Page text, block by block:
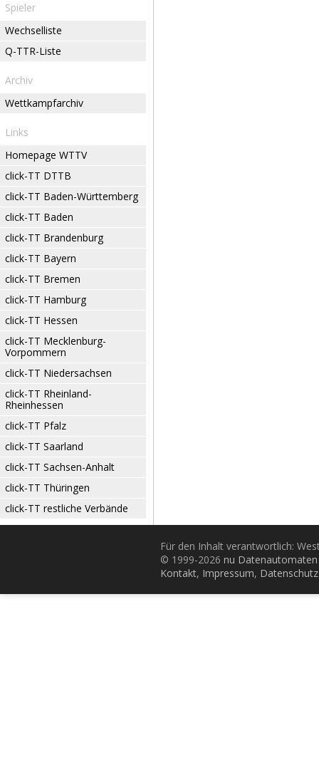
Spieler
Wechselliste
Q-TTR-Liste
Archiv
Wettkampfarchiv
Links
Homepage WTTV
click-TT DTTB
click-TT Baden-Württemberg
click-TT Baden
click-TT Brandenburg
click-TT Bayern
click-TT Bremen
click-TT Hamburg
click-TT Hessen
click-TT Mecklenburg-
Vorpommern
click-TT Niedersachsen
click-TT Rheinland-
Rheinhessen
click-TT Pfalz
click-TT Saarland
click-TT Sachsen-Anhalt
click-TT Thüringen
click-TT restliche Verbände
Für den Inhalt verantwortlich:
© 1999-2026 nu
Kontakt, Impressum, Datenschutz